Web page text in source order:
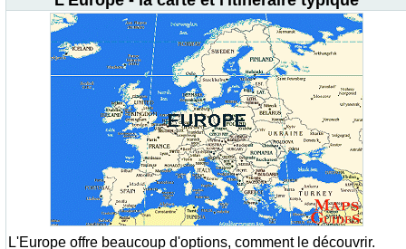
L'Europe offre beaucoup d'options, comment le découvrir.